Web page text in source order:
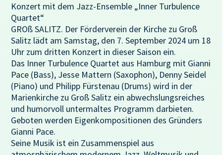
Konzert mit dem Jazz-Ensemble „Inner Turbulence
Quartet“
GROß SALITZ. Der Förderverein der Kirche zu Groß
Salitz lädt am Samstag, den 7. September 2024 um 18
Uhr zum dritten Konzert in dieser Saison ein.
Das Inner Turbulence Quartet aus Hamburg mit Gianni
Pace (Bass), Jesse Mattern (Saxophon), Denny Seidel
(Piano) und Philipp Fürstenau (Drums) wird in der
Marienkirche zu Groß Salitz ein abwechslungsreiches
und humorvoll untermaltes Programm darbieten.
Geboten werden Eigenkompositionen des Gründers
Gianni Pace.
Seine Musik ist ein Zusammenspiel aus